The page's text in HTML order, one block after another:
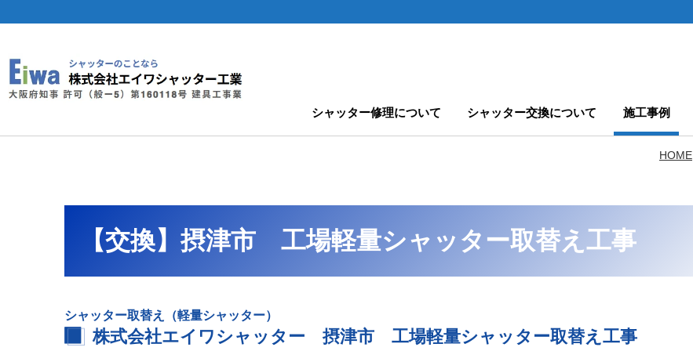
シャッター修理について シャッター交換について 施工事例
HOME
【交換】摂津市 工場軽量シャッター取替え工事
シャッター取替え（軽量シャッター）
株式会社エイワシャッター 摂津市 工場軽量シャッター取替え工事